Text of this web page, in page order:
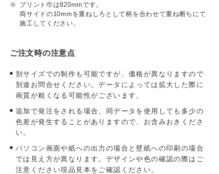
プリント巾は920mmです。
両サイドの10mmを重ねしろとして柄を合わせて重ね断ちにて
施工してください。
ご注文時の注意点
別サイズでの制作も可能ですが、価格が異なりますので
別途お問合せください。データによっては拡大した際に
画質が粗くなる可能性がございます。
追加で発注をされる場合、同データを使用しても多少の
色差が発生することがありますので、お含みおきくださ
い。
パソコン画面や紙への出力の場合と壁紙への印刷の場合
では見え方が異なります。デザインや色の確認の際はご
注意ください現品見本をご確認ください。